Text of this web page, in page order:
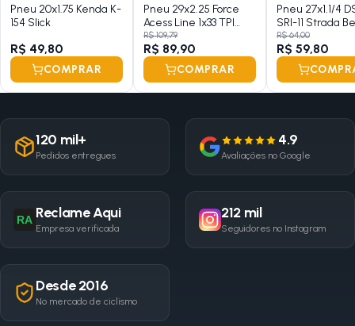
Pneu 20x1.75 Kenda K-
154 Slick
R$ 49,80
COMPRAR
Pneu 29x2.25 Force
Acess Line 1x33 TPI
Michelin Talão Rigido
Preto
R$ 109,79
R$ 89,90
COMPRAR
Pneu 27x1.1/4
SRI-11 Strada
R$ 64,00
R$ 59,80
120 mil+
Pedidos entregues
4.9
Avaliações no Google
RA Reclame Aqui
Empresa verificada
212 mil
Seguidores no Instagram
Desde 2016
No mercado de ciclismo